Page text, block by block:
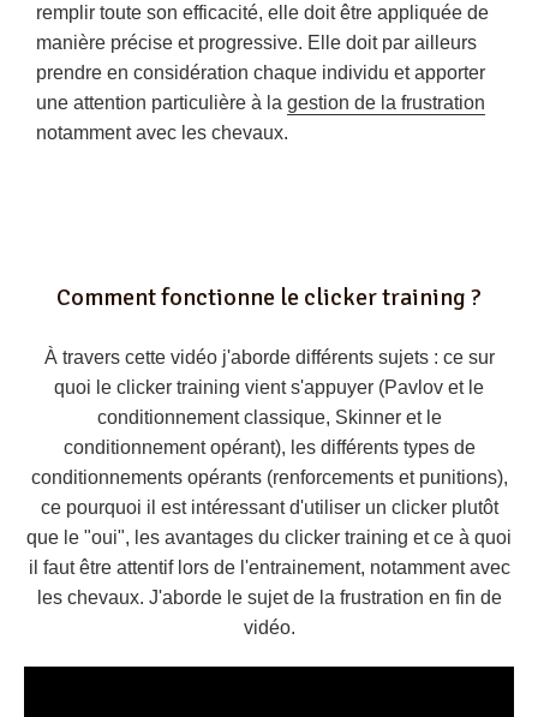
remplir toute son efficacité, elle doit être appliquée de
manière précise et progressive. Elle doit par ailleurs
prendre en considération chaque individu et apporter
une attention particulière à la gestion de la frustration
notamment avec les chevaux.
Comment fonctionne le clicker training ?
À travers cette vidéo j'aborde différents sujets : ce sur
quoi le clicker training vient s'appuyer (Pavlov et le
conditionnement classique, Skinner et le
conditionnement opérant), les différents types de
conditionnements opérants(renforcements et punitions),
ce pourquoi il est intéressant d'utiliser un clicker plutôt
que le "oui", les avantages du clicker training etce à quoi
il faut être attentif lors de l'entrainement, notamment avec
les chevaux. J'aborde le sujet de la frustration en fin de
vidéo.